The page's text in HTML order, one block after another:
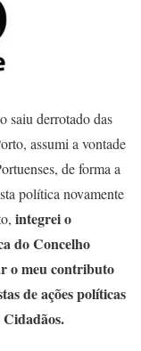
saiu derrotado das
assumi a vontade
de forma a
política novamente
integrei o
do Concelho
o meu contributo
de ações políticas